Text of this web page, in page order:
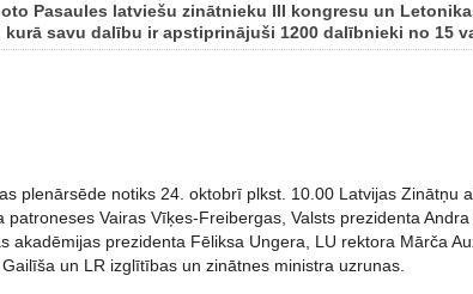
Pasaules latviešu zinātnieku III kongresu un
savu dalību ir apstiprinājuši 1200 dalībnieki no 15
plenārsēde notiks 24. oktobrī plkst. 10.00 Latvijas Zinātņu
Vairas Vīķes-Freibergas, Valsts prezidenta
akadēmijas prezidenta Fēliksa Ungera, LU rektora Mārča
un LR izglītības un zinātnes ministra uzrunas.